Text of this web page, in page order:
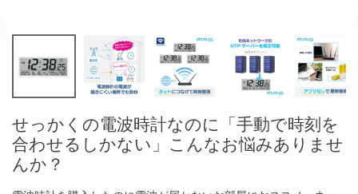
せっかくの電波時計なのに「手動で時刻を
合わせるしかない」こんなお悩みありませ
んか？